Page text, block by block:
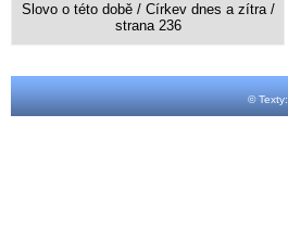
Slovo o této době / Církev dnes a zítra /
strana 236
© Texty: